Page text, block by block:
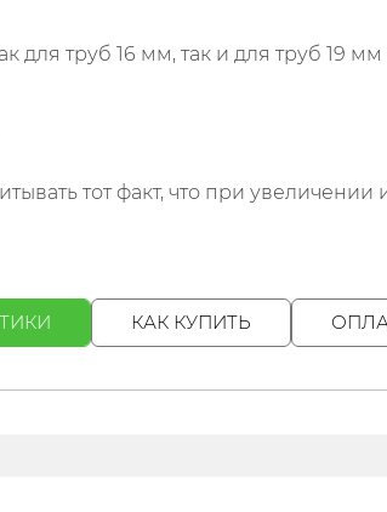
для труб 16 мм, так и для труб 19 мм
тот факт, что при
КАК КУПИТЬ